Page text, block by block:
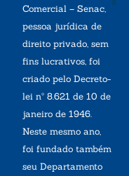
Comercial – Senac,
pessoa jurídica de
direito privado, sem
fins lucrativos, foi
criado pelo Decreto-
lei nº 8.621 de 10 de
janeiro de 1946.
Neste mesmo ano,
foi fundado também
seu Departamento